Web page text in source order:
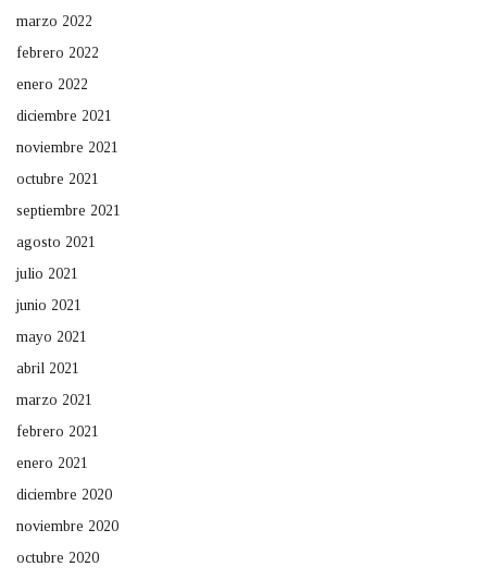
marzo 2022
febrero 2022
enero 2022
diciembre 2021
noviembre 2021
octubre 2021
septiembre 2021
agosto 2021
julio 2021
junio 2021
mayo 2021
abril 2021
marzo 2021
febrero 2021
enero 2021
diciembre 2020
noviembre 2020
octubre 2020